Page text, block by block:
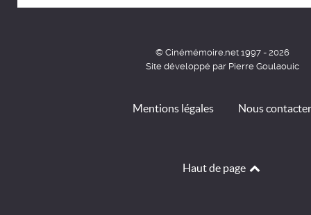
© Cinémémoire.net 1997 - 2026
Site développé par Pierre Goulaouic
Mentions légales Nous contacter
Haut de page